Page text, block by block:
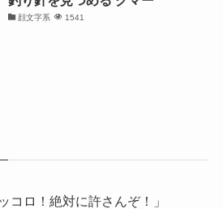
顔文字系 1541
コロ！絶対に許さんぞ！」